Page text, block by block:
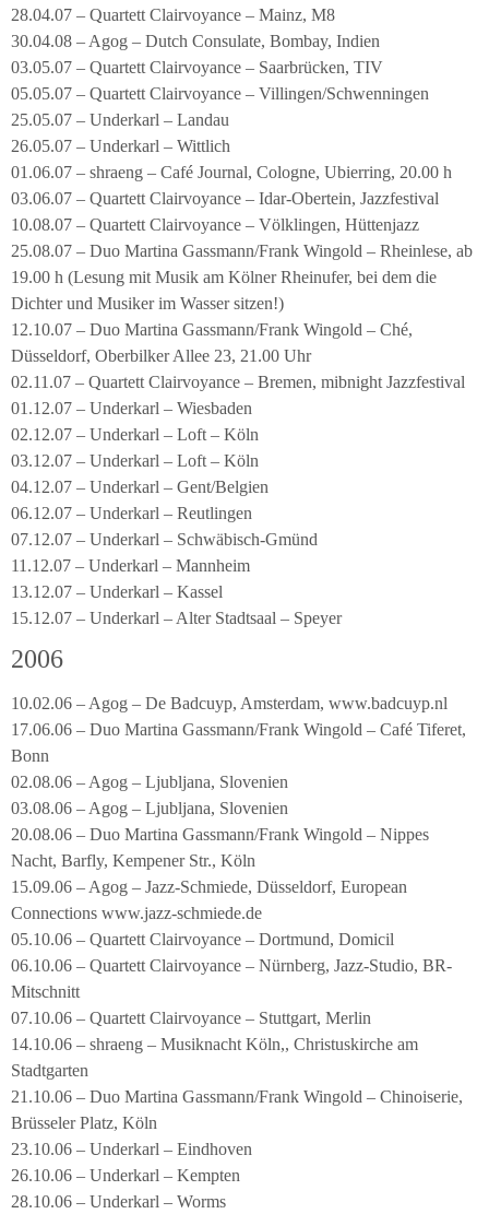
28.04.07 – Quartett Clairvoyance – Mainz, M8
30.04.08 – Agog – Dutch Consulate, Bombay, Indien
03.05.07 – Quartett Clairvoyance – Saarbrücken, TIV
05.05.07 – Quartett Clairvoyance – Villingen/Schwenningen
25.05.07 – Underkarl – Landau
26.05.07 – Underkarl – Wittlich
01.06.07 – shraeng – Café Journal, Cologne, Ubierring, 20.00 h
03.06.07 – Quartett Clairvoyance – Idar-Obertein, Jazzfestival
10.08.07 – Quartett Clairvoyance – Völklingen, Hüttenjazz
25.08.07 – Duo Martina Gassmann/Frank Wingold – Rheinlese, ab
19.00 h (Lesung mit Musik am Kölner Rheinufer, bei dem die
Dichter und Musiker im Wasser sitzen!)
12.10.07 – Duo Martina Gassmann/Frank Wingold – Ché,
Düsseldorf, Oberbilker Allee 23, 21.00 Uhr
02.11.07 – Quartett Clairvoyance – Bremen, mibnight Jazzfestival
01.12.07 – Underkarl – Wiesbaden
02.12.07 – Underkarl – Loft – Köln
03.12.07 – Underkarl – Loft – Köln
04.12.07 – Underkarl – Gent/Belgien
06.12.07 – Underkarl – Reutlingen
07.12.07 – Underkarl – Schwäbisch-Gmünd
11.12.07 – Underkarl – Mannheim
13.12.07 – Underkarl – Kassel
15.12.07 – Underkarl – Alter Stadtsaal – Speyer
2006
10.02.06 – Agog – De Badcuyp, Amsterdam, www.badcuyp.nl
17.06.06 – Duo Martina Gassmann/Frank Wingold – Café Tiferet,
Bonn
02.08.06 – Agog – Ljubljana, Slovenien
03.08.06 – Agog – Ljubljana, Slovenien
20.08.06 – Duo Martina Gassmann/Frank Wingold – Nippes
Nacht, Barfly, Kempener Str., Köln
15.09.06 – Agog – Jazz-Schmiede, Düsseldorf, European
Connections www.jazz-schmiede.de
05.10.06 – Quartett Clairvoyance – Dortmund, Domicil
06.10.06 – Quartett Clairvoyance – Nürnberg, Jazz-Studio, BR-
Mitschnitt
07.10.06 – Quartett Clairvoyance – Stuttgart, Merlin
14.10.06 – shraeng – Musiknacht Köln,, Christuskirche am
Stadtgarten
21.10.06 – Duo Martina Gassmann/Frank Wingold – Chinoiserie,
Brüsseler Platz, Köln
23.10.06 – Underkarl – Eindhoven
26.10.06 – Underkarl – Kempten
28.10.06 – Underkarl – Worms